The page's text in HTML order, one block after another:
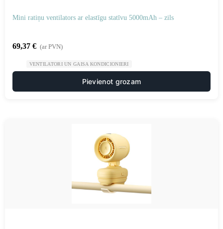
Mini ratiņu ventilators ar elastīgu statīvu 5000mAh – zils
69,37 € (ar PVN)
VENTILATORI UN GAISA KONDICIONIERI
Pievienot grozam